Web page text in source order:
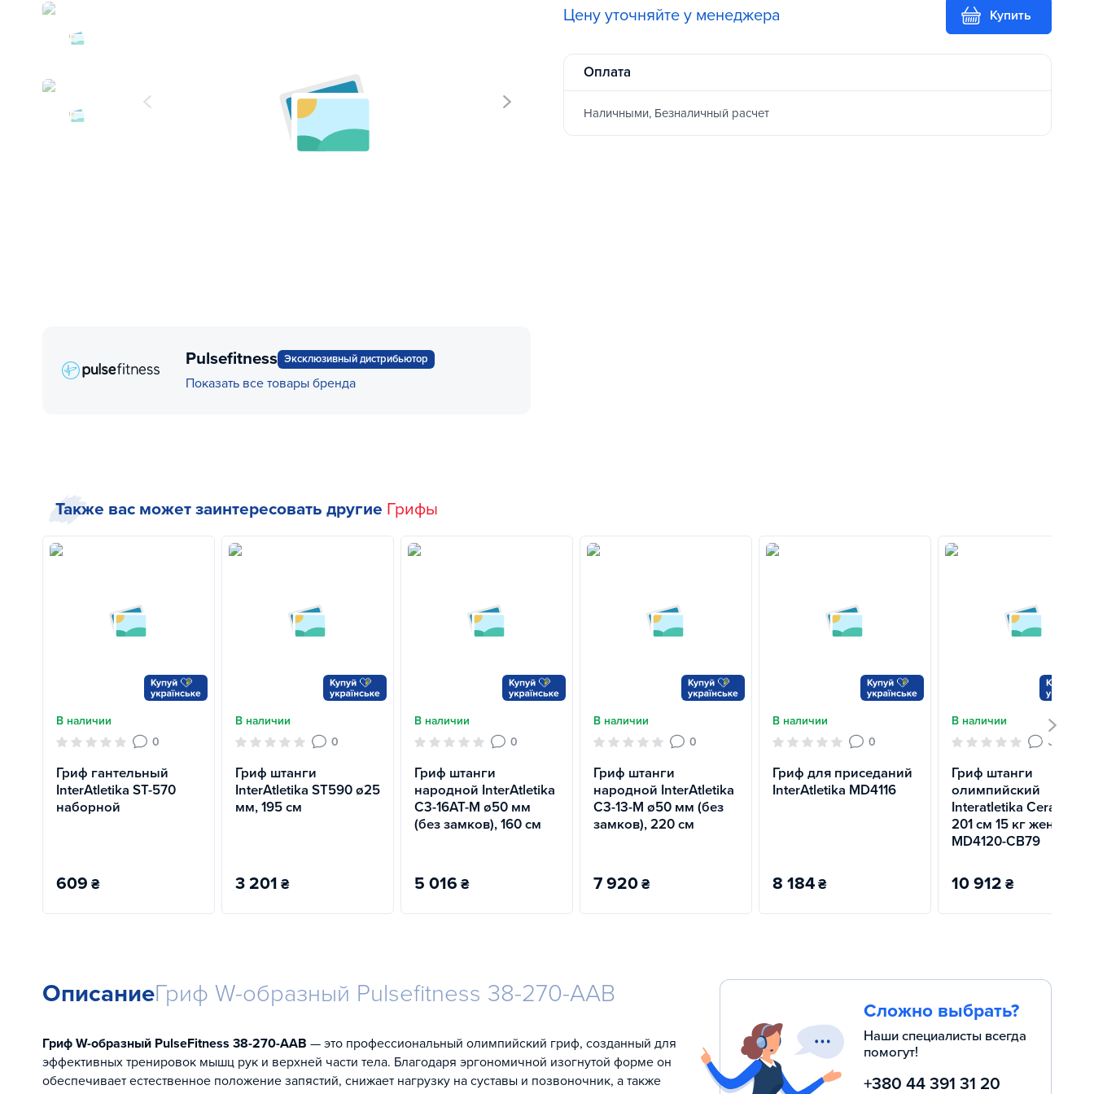
Pulsefitness Эксклюзивный дистрибьютор
Показать все товары бренда
Цену уточняйте у менеджера Купить
Оплата
Наличными, Безналичный расчет
Также вас может заинтересовать другие Грифы
В наличии
0
Гриф гантельный
InterAtletika ST-570
наборной
609 ₴
В наличии
0
Гриф штанги
InterAtletika ST590 ø25
мм, 195 см
3 201 ₴
В наличии
0
Гриф штанги
народной InterAtletika
C3-16AT-M ø50 мм
(без замков), 160 см
5 016 ₴
В наличии
0
Гриф штанги
народной InterAtletika
C3-13-M ø50 мм (без
замков), 220 см
7 920₴
В наличии
0
Гриф для приседаний
InterAtletika MD4116
8 184₴
В наличии
0
Гриф штанги
олимпийский
Interatletika Cerakote
201 см 15 кг женский
MD4120-CB79
10 912 ₴
ОписаниеГриф W-образный Pulsefitness 38-270-AAB
Гриф W-образный PulseFitness 38-270-AAB — это профессиональный олимпийский гриф, созданный для
эффективных тренировок мышц рук и верхней части тела. Благодаря эргономичной изогнутой форме он
обеспечивает естественное положение запястий, снижает нагрузку на суставы и позвоночник, а также
Сложно выбрать?
Наши специалисты всегда
помогут!
+380 44 391 31 20